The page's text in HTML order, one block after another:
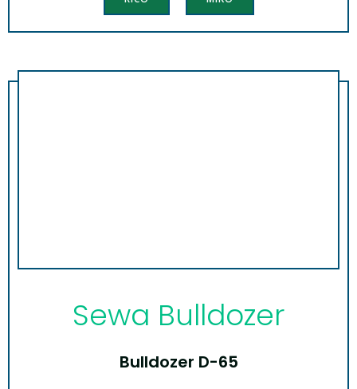
Sewa Bulldozer
Bulldozer D-65